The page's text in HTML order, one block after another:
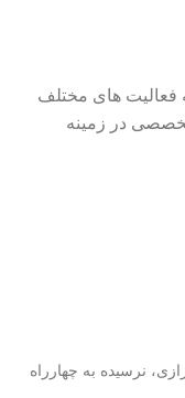
فعالیت های مختلف
در زمینه
نرسیده به چهارراه